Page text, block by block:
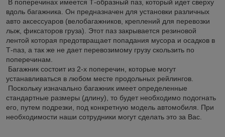
В поперечинах имеется Т-образный паз, который идет сверху
вдоль багажника. Он предназначен для установки различных
авто аксессуаров (велобагажников, креплений для перевозки
лыж, фиксаторов груза). Этот паз закрывается резиновой
лентой которая предотвращает попадания мусора и осадков в
Т-паз, а так же не дает перевозимому грузу скользить по
поперечинам.
Багажник состоит из 2-х поперечин, которые могут
устанавливаться в любом месте продольных рейлингов.
Поскольку изначально багажник имеет определенные
стандартные размеры (длину), то будет необходимо подогнать
его, путем подрезки, под конкретную модель автомобиля. При
необходимости наши сотрудники могут сделать это за Вас.